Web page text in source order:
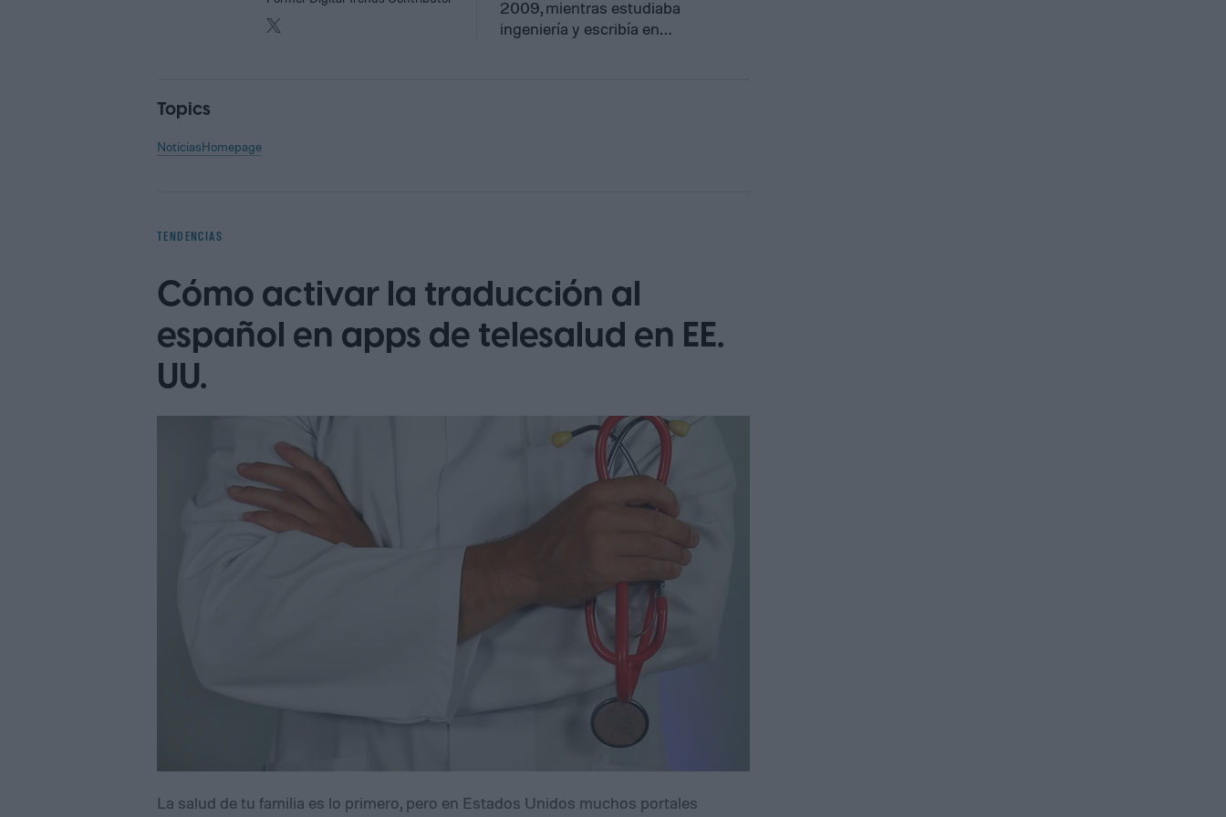
2009, mientras estudiaba
ingeniería y escribía en…
Topics
NoticiasHomepage
TENDENCIAS
Cómo activar la traducción al
español en apps de telesalud en EE.
UU.
La salud de tu familia es lo primero, pero en Estados Unidos muchos portales